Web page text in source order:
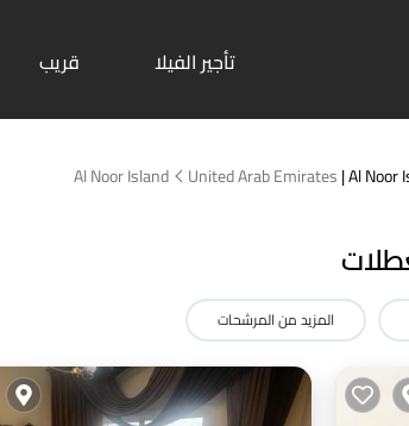
تأجير الفيلا قريب
United Arab Emirates
Al Noor Island
المزيد من المرشحات